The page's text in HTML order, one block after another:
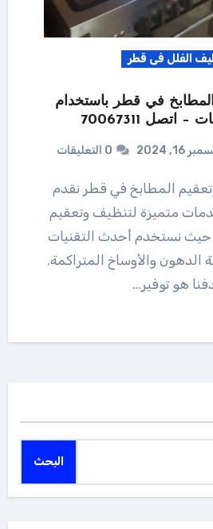
الفلل فى قطر
في قطر باستخدام
اتصل 70067311
16, 2024 0 التعليقات
متميزة لتنظيف وتعقيم
حيث نستخدم أحدث التقنيات
الدهون والأوساخ المتراكمة.
هو توفير…
البحث